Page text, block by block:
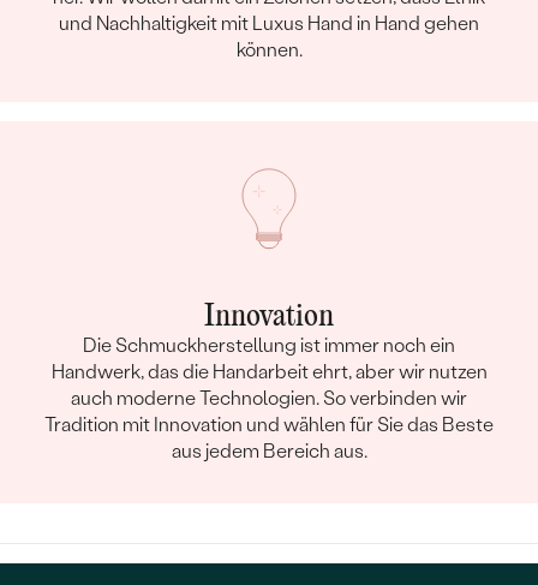
und Nachhaltigkeit mit Luxus Hand in Hand gehen
können.
Innovation
Die Schmuckherstellung ist immer noch ein
Handwerk, das die Handarbeit ehrt, aber wir nutzen
auch moderne Technologien. So verbinden wir
Tradition mit Innovation und wählen für Sie das Beste
aus jedem Bereich aus.